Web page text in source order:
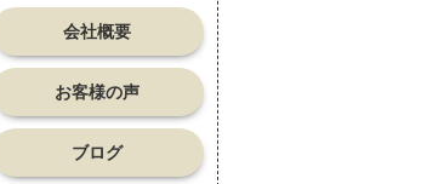
会社概要
お客様の声
ブログ